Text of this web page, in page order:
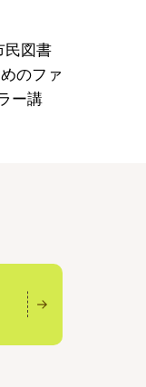
民図書
のファ
ー講